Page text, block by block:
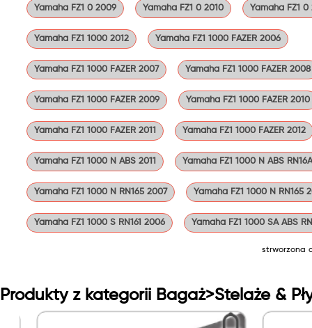
Yamaha FZ1 0 2009 Yamaha FZ1 0 2010 Yamaha FZ1 0
Yamaha FZ1 1000 2012 Yamaha FZ1 1000 FAZER 2006
Yamaha FZ1 1000 FAZER 2007 Yamaha FZ1 1000 FAZER 2008
Yamaha FZ1 1000 FAZER 2009 Yamaha FZ1 1000 FAZER 2010
Yamaha FZ1 1000 FAZER 2011 Yamaha FZ1 1000 FAZER 2012
Yamaha FZ1 1000 N ABS 2011 Yamaha FZ1 1000 N ABS
Yamaha FZ1 1000 N RN165 2007 Yamaha FZ1 1000 N RN165
Yamaha FZ1 1000 S RN161 2006 Yamaha FZ1 1000 SA ABS
strworzona
Produkty z kategorii Bagaż>Stelaże &